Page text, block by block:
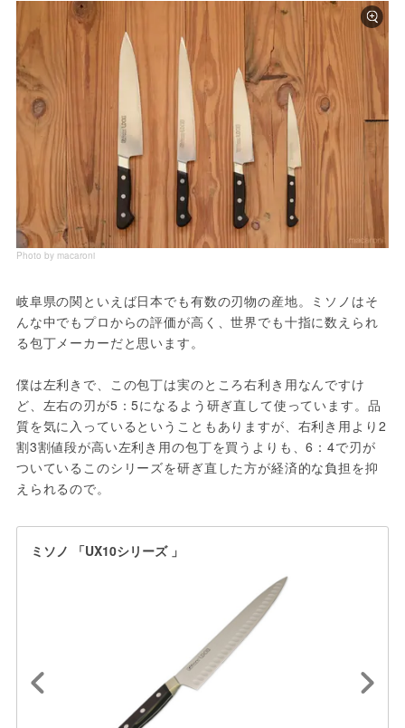
Photo by macaroni
岐阜県の関といえば日本でも有数の刃物の産地。ミソノはそ
んな中でもプロからの評価が高く、世界でも十指に数えられ
る包丁メーカーだと思います。
僕は左利きで、この包丁は実のところ右利き用なんですけ
ど、左右の刃が5：5になるよう研ぎ直して使っています。品
質を気に入っているということもありますが、右利き用より2
割3割値段が高い左利き用の包丁を買うよりも、6：4で刃が
ついているこのシリーズを研ぎ直した方が経済的な負担を抑
えられるので。
ミソノ 「UX10シリーズ 」